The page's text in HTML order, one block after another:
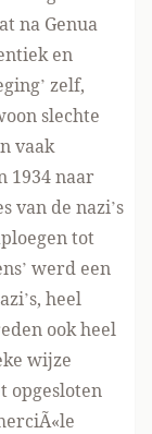
na Genua
en
zelf,
slechte
vaak
1934 naar
van de nazi’s
tot
werd een
heel
ook heel
wijze
opgesloten